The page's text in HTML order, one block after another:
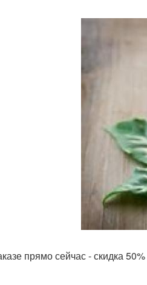
прямо сейчас - скидка